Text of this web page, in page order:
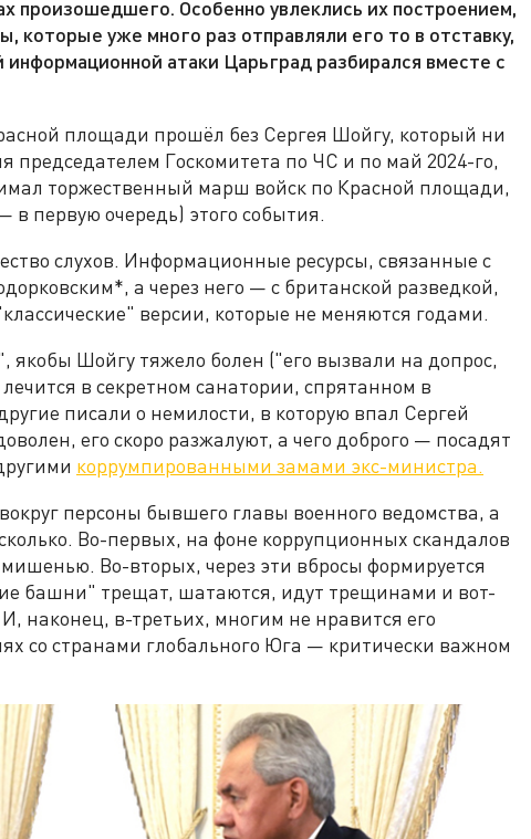
произошедшего. Особенно увлеклись их построением,
которые уже много раз отправляли его то в отставку,
информационной атаки Царьград разбирался вместе с
площади прошёл без Сергея Шойгу, который ни
председателем Госкомитета по ЧС и по май 2024-го,
торжественный марш войск по Красной площади,
в первую очередь) этого события.
слухов. Информационные ресурсы, связанные с
а через него — с британской разведкой,
версии, которые не меняются годами.
Шойгу тяжело болен ("его вызвали на допрос,
в секретном санатории, спрятанном в
писали о немилости, в которую впал Сергей
его скоро разжалуют, а чего доброго — посадят
коррумпированными замами экс-министра.
персоны бывшего главы военного ведомства, а
Во-первых, на фоне коррупционных скандалов
Во-вторых, через эти вбросы формируется
башни" трещат, шатаются, идут трещинами и вот-
наконец, в-третьих, многим не нравится его
со странами глобального Юга — критически важном